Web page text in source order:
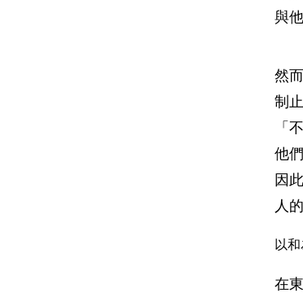
與
然
制
「
他
因
人
以
在